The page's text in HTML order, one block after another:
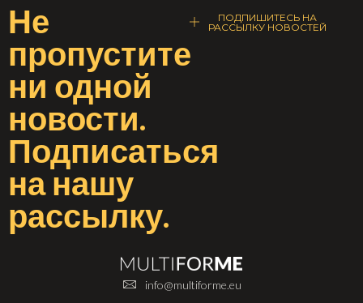
Не
пропустите
ни одной
новости.
Подписаться
нанашу
рассылку.
ПОДПИШИТЕСЬ НА
РАССЫЛКУ НОВОСТЕЙ
info@multiforme.eu